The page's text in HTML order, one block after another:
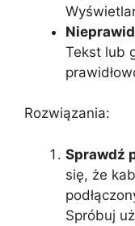
Tekst lub
Rozwiązania:
Sprawdź
się, że
Spróbuj